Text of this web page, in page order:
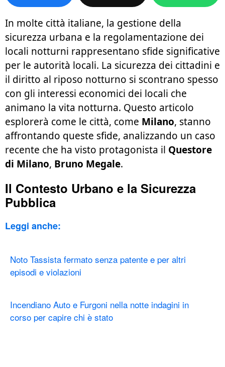
In molte città italiane, la gestione della
sicurezza urbana e la regolamentazione dei
locali notturni rappresentano sfide significative
per le autorità locali. La sicurezza dei cittadini e
il diritto al riposo notturno si scontrano spesso
con gli interessi economici dei locali che
animano la vita notturna. Questo articolo
esplorerà come le città, come Milano, stanno
affrontando queste sfide, analizzando un caso
recente che ha visto protagonista il Questore
di Milano, Bruno Megale.
Il Contesto Urbano e la Sicurezza
Pubblica
Leggi anche:
Noto Tassista fermato senza patente e per altri
episodi e violazioni
Incendiano Auto e Furgoni nella notte indagini in
corso per capire chi è stato